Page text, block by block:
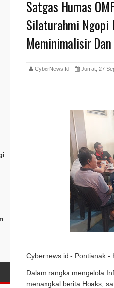
Satgas Humas
Silaturahmi Ngopi
Meminimalisir
CyberNews.id Jumat, 27
Cybernews.id - Pontianak -
Dalam rangka mengelola
menangkal berita Hoaks,